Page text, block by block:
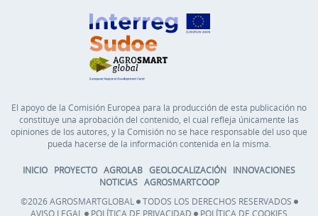
El apoyo de la Comisión Europea para la producción de esta publicación no
constituye una aprobación del contenido, el cual refleja únicamente las
opiniones de los autores, y la Comisión no se hace responsable del uso que
pueda hacerse de la información contenida en la misma.
INICIO PROYECTO AGROLAB GEOLOCALIZACIÓN
INNOVACIONES
NOTICIAS AGROSMARTCOOP
©2026 AGROSMARTGLOBAL
TODOS LOS DERECHOS RESERVADOS
AVISO LEGAL
POLÍTICA DE PRIVACIDAD POLÍTICA DE COOKIES